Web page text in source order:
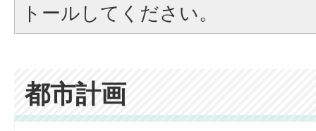
トールしてください。
都市計画